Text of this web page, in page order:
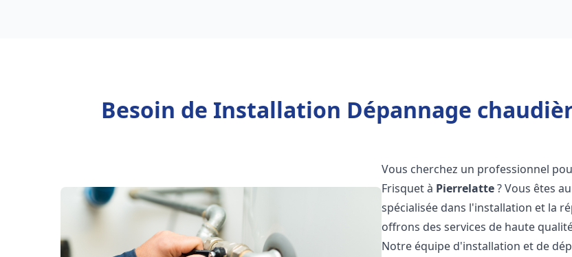
Besoin de Installation Dépannage
Vous cherchez un professionnel
Frisquet à Pierrelatte? Vous êtes
spécialisée dans l'installation et la
offrons des services de haute
Notre équipe d'installation et de